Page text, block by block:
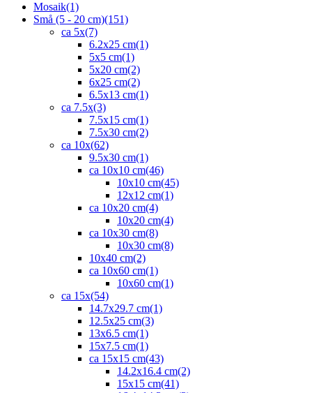
Mosaik(1)
Små (5 - 20 cm)(151)
ca 5x(7)
6.2x25 cm(1)
5x5 cm(1)
5x20 cm(2)
6x25 cm(2)
6.5x13 cm(1)
ca 7.5x(3)
7.5x15 cm(1)
7.5x30 cm(2)
ca 10x(62)
9.5x30 cm(1)
ca 10x10 cm(46)
10x10 cm(45)
12x12 cm(1)
ca 10x20 cm(4)
10x20 cm(4)
ca 10x30 cm(8)
10x30 cm(8)
10x40 cm(2)
ca 10x60 cm(1)
10x60 cm(1)
ca 15x(54)
14.7x29.7 cm(1)
12.5x25 cm(3)
13x6.5 cm(1)
15x7.5 cm(1)
ca 15x15 cm(43)
14.2x16.4 cm(2)
15x15 cm(41)